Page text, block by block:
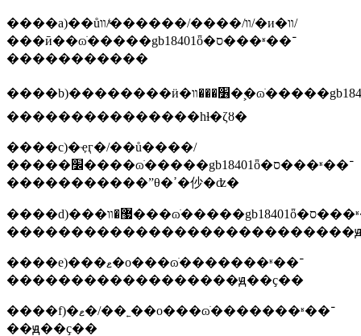
����a)��ůװ/����/������/ͯװ/�и�װ/
���ӣ��ɷֺ�����gb18401ȫ�ס���ʶ��־
�����������
����b)��������ӥ�׶���װ�ࣺ�ɷֺ�����gb18401ȫ�ס���ʶ��־
���������������һɫ�ζȣ�
����c)�ҿӷ�/��ů����/
�����׼����ɷֺ�����gb18401ȫ�ס���ʶ��־
�����������ˮθ�ߴ�仯�ʣ�
����d)���޷�װ���ɷֺ�����gb18401ȫ�ס���ʶ��־
����e)���ޱ�о���ɷֺ�������ʶ��־
������������������ԭ��ҫ��
����f)�ޱ�/��˿��о���ɷֺ�������ʶ��־
��ԭ��ҫ��